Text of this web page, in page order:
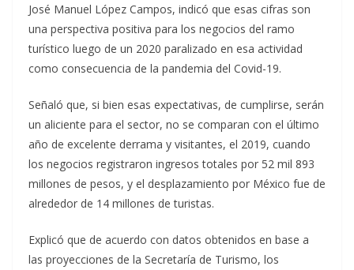
José Manuel López Campos, indicó que esas cifras son
una perspectiva positiva para los negocios del ramo
turístico luego de un 2020 paralizado en esa actividad
como consecuencia de la pandemia del Covid-19.
Señaló que, si bien esas expectativas, de cumplirse, serán
un aliciente para el sector, no se comparan con el último
año de excelente derrama y visitantes, el 2019, cuando
los negocios registraron ingresos totales por 52 mil 893
millones de pesos, y el desplazamiento por México fue de
alrededor de 14 millones de turistas.
Explicó que de acuerdo con datos obtenidos en base a
las proyecciones de la Secretaría de Turismo, los